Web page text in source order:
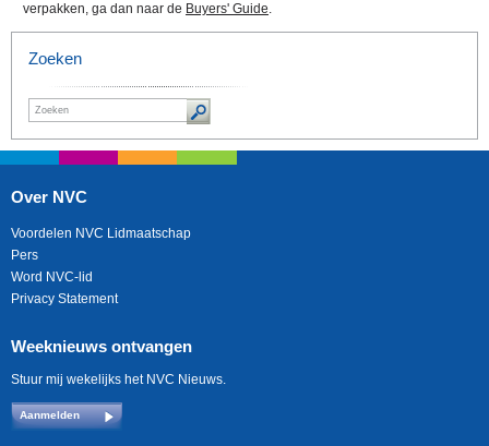
verpakken, ga dan naar de Buyers' Guide.
Zoeken
Over NVC
Voordelen NVC Lidmaatschap
Pers
Word NVC-lid
Privacy Statement
Weeknieuws ontvangen
Stuur mij wekelijks het NVC Nieuws.
Aanmelden